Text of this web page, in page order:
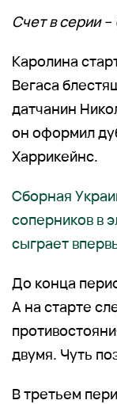
Счет в серии –
Каролина
Вегаса
датчанин
он оформил
Харрикейнс.
Сборная
соперников в
сыграет
До конца
А на старте
двумя. Чуть
В третьем